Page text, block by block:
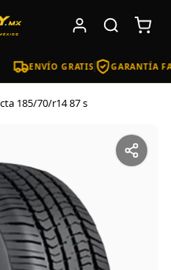
ENVÍO GRATIS GARANTÍA
185/70/r14 87 s